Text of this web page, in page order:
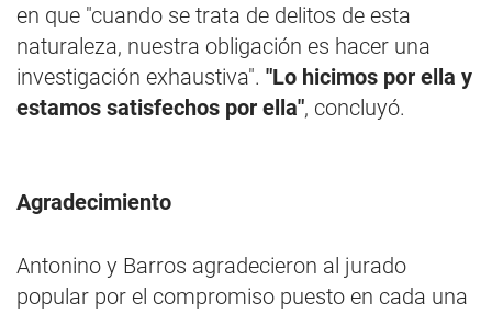
en que "cuando se trata de delitos de esta
naturaleza, nuestra obligación es hacer una
investigación exhaustiva". "Lo hicimos por ella y
estamos satisfechos por ella", concluyó.
Agradecimiento
Antonino y Barros agradecieron al jurado
popular por el compromiso puesto en cada una